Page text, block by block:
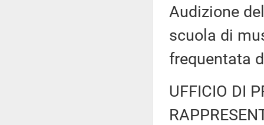
Audizione
scuola di
frequentata
UFFICIO DI